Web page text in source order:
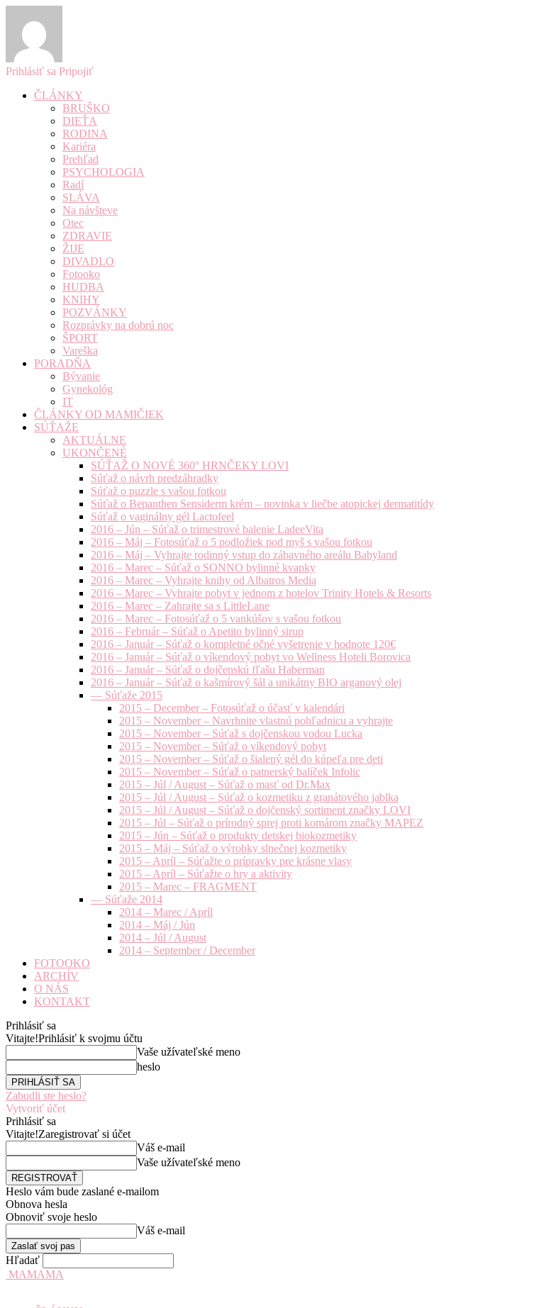
Prihlásiť sa Pripojiť
ČLÁNKY
BRUŠKO
DIEŤA
RODINA
Kariéra
Prehľad
PSYCHOLOGIA
Radí
SLÁVA
Na návšteve
Otec
ZDRAVIE
ŽIJE
DIVADLO
Fotooko
HUDBA
KNIHY
POZVÁNKY
Rozprávky na dobrú noc
ŠPORT
Vareška
PORADŇA
Bývanie
Gynekológ
IT
ČLÁNKY OD MAMIČIEK
SÚŤAŽE
AKTUÁLNE
UKONČENÉ
SÚŤAŽ O NOVÉ 360° HRNČEKY LOVI
Súťaž o návrh predzáhradky
Súťaž o puzzle s vašou fotkou
Súťaž o Bepanthen Sensiderm krém – novinka v liečbe atopickej dermatitídy
Súťaž o vaginálny gél Lactofeel
2016 – Jún – Súťaž o trimestrové balenie LadeeVita
2016 – Máj – Fotosúťaž o 5 podložiek pod myš s vašou fotkou
2016 – Máj – Vyhrajte rodinný vstup do zábavného areálu Babyland
2016 – Marec – Súťaž o SONNO bylinné kvapky
2016 – Marec – Vyhrajte knihy od Albatros Media
2016 – Marec – Vyhrajte pobyt v jednom z hotelov Trinity Hotels & Resorts
2016 – Marec – Zahrajte sa s LittleLane
2016 – Marec – Fotosúťaž o 5 vankúšov s vašou fotkou
2016 – Február – Súťaž o Apetito bylinný sirup
2016 – Január – Súťaž o kompletné očné vyšetrenie v hodnote 120€
2016 – Január – Súťaž o víkendový pobyt vo Wellness Hoteli Borovica
2016 – Január – Súťaž o dojčenskú fľašu Haberman
2016 – Január – Súťaž o kašmírový šál a unikátny BIO arganový olej
— Súťaže 2015
2015 – December – Fotosúťaž o účasť v kalendári
2015 – November – Navrhnite vlastnú pohľadnicu a vyhrajte
2015 – November – Súťaž s dojčenskou vodou Lucka
2015 – November – Súťaž o víkendový pobyt
2015 – November – Súťaž o šialený gél do kúpeľa pre deti
2015 – November – Súťaž o patnerský balíček Infolic
2015 – Júl / August – Súťaž o masť od Dr.Max
2015 – Júl / August – Súťaž o kozmetiku z granátového jablka
2015 – Júl / August – Súťaž o dojčenský sortiment značky LOVI
2015 – Júl – Súťaž o prírodný sprej proti komárom značky MAPEZ
2015 – Jún – Súťaž o produkty detskej biokozmetiky
2015 – Máj – Súťaž o výrobky slnečnej kozmetiky
2015 – Apríl – Súťažte o prípravky pre krásne vlasy
2015 – Apríl – Súťažte o hry a aktivity
2015 – Marec – FRAGMENT
— Súťaže 2014
2014 – Marec / Apríl
2014 – Máj / Jún
2014 – Júl / August
2014 – September / December
FOTOOKO
ARCHÍV
O NÁS
KONTAKT
Prihlásiť sa
Vitajte!Prihlásiť k svojmu účtu
Vaše užívateľské meno
heslo
Zabudli ste heslo?
Vytvoriť účet
Prihlásiť sa
Vitajte!Zaregistrovať si účet
Váš e-mail
Vaše užívateľské meno
Heslo vám bude zaslané e-mailom
Obnova hesla
Obnoviť svoje heslo
Váš e-mail
Hľadať
MAMAMA